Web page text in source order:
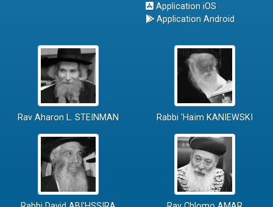
Application iOS
Application Android
Rav Aharon L. STEINMAN Rabbi 'Haïm KANIEWSKI